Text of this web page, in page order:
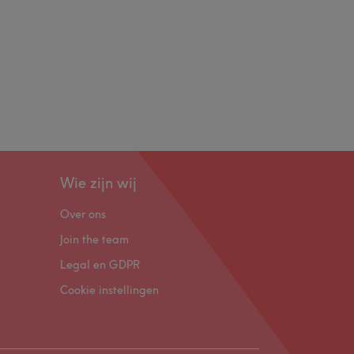
Wie zijn wij
Over ons
Join the team
Legal en GDPR
Cookie instellingen